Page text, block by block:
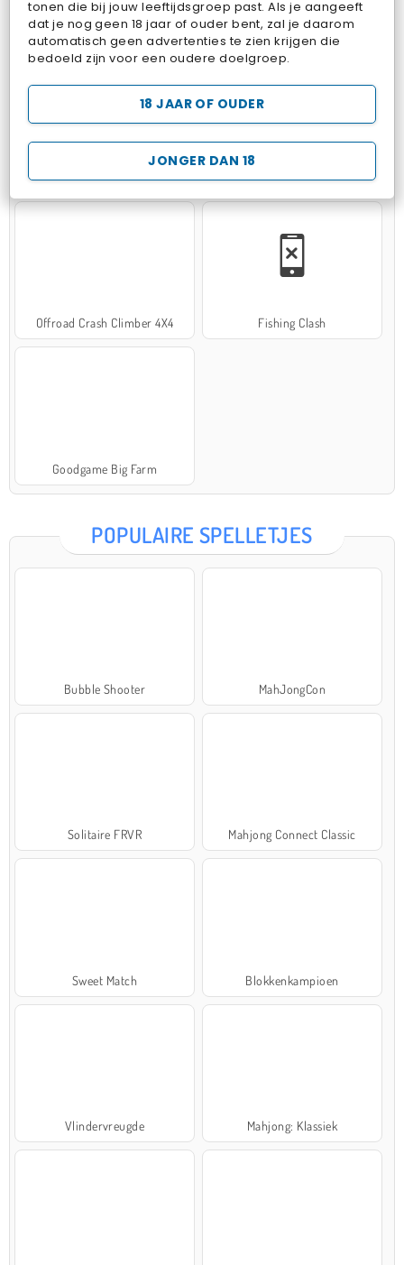
tonen die bij jouw leeftijdsgroep past. Als je aangeeft
dat je nog geen 18 jaar of ouder bent, zal je daarom
automatisch geen advertenties te zien krijgen die
bedoeld zijn voor een oudere doelgroep.
JONGER DAN 18
18 JAAR OF OUDER
Pop Fruit Bubbits
Hospital Surgeon Doctor Game Potion Sort
Offroad Crash Climber 4X4 Fishing Clash
Goodgame Big Farm
POPULAIRE SPELLETJES
Bubble Shooter MahJongCon
Solitaire FRVR Mahjong Connect Classic
Sweet Match Blokkenkampioen
Vlindervreugde Mahjong: Klassiek